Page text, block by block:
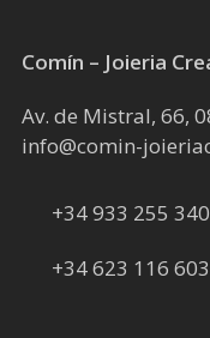
Comín – Joieria
Av. de Mistral, 66,
info@comin-
+34 933 255 340
+34 623 116 603